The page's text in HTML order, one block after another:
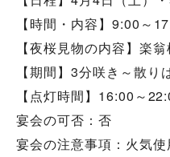
【時間・内容】9:00～
【夜桜見物の内容】楽
【期間】3分咲き～散り
【点灯時間】16:00～
宴会の可否：否
宴会の注意事項：火気使